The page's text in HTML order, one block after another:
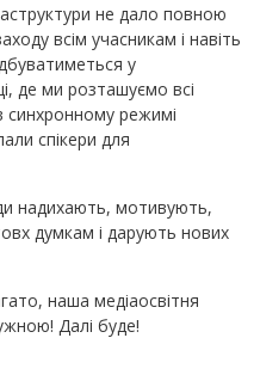
не дало повною
всім учасникам і навіть
у
де ми розташуємо всі
синхронному режимі
спікери для
надихають, мотивують,
думкам і дарують нових
наша медіаосвітня
Далі буде!